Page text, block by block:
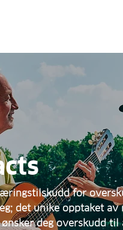
for
det unike opptaket
deg overskudd